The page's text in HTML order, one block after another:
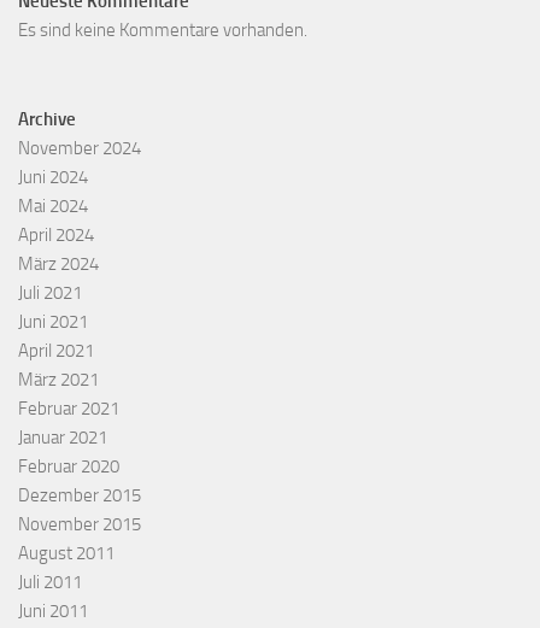
Es sind keine Kommentare vorhanden.
Archive
November 2024
Juni 2024
Mai 2024
April 2024
März 2024
Juli 2021
Juni 2021
April 2021
März 2021
Februar 2021
Januar 2021
Februar 2020
Dezember 2015
November 2015
August 2011
Juli 2011
Juni 2011